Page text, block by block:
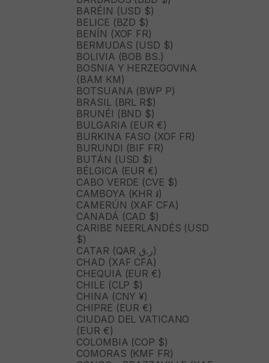
BARÉIN (USD $)
BELICE (BZD $)
BENÍN (XOF FR)
BERMUDAS (USD $)
BOLIVIA (BOB BS.)
BOSNIA Y HERZEGOVINA
(BAM КМ)
BOTSUANA (BWP P)
BRASIL (BRL R$)
BRUNÉI (BND $)
BULGARIA (EUR €)
BURKINA FASO (XOF FR)
BURUNDI (BIF FR)
BUTÁN (USD $)
BÉLGICA (EUR €)
CABO VERDE (CVE $)
CAMBOYA (KHR ៛)
CAMERÚN (XAF CFA)
CANADÁ (CAD $)
CARIBE NEERLANDÉS (USD
$)
CATAR (QAR ر.ق)
CHAD (XAF CFA)
CHEQUIA (EUR €)
CHILE (CLP $)
CHINA (CNY ¥)
CHIPRE (EUR €)
CIUDAD DEL VATICANO
(EUR €)
COLOMBIA (COP $)
COMORAS (KMF FR)